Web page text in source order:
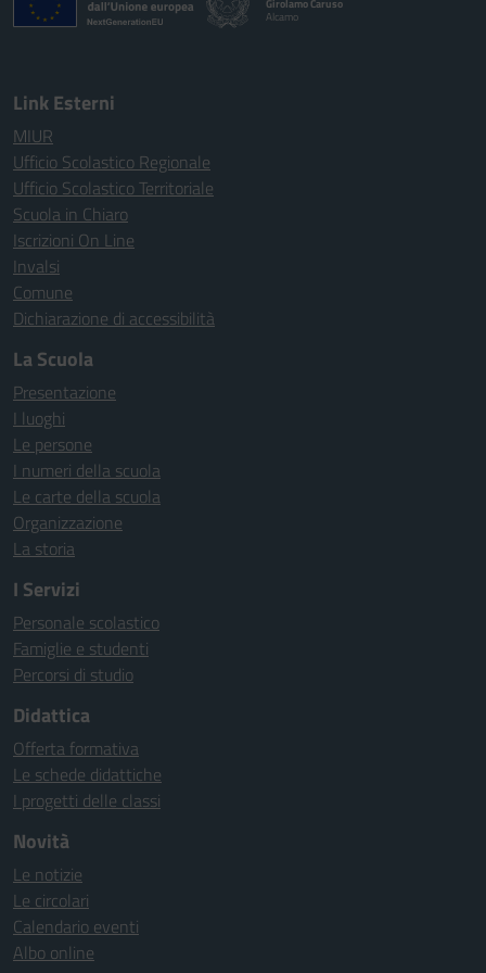
Girolamo Caruso
Alcamo
Link Esterni
MIUR
Ufficio Scolastico Regionale
Ufficio Scolastico Territoriale
Scuola in Chiaro
Iscrizioni On Line
Invalsi
Comune
Dichiarazione di accessibilità
La Scuola
Presentazione
I luoghi
Le persone
I numeri della scuola
Le carte della scuola
Organizzazione
La storia
I Servizi
Personale scolastico
Famiglie e studenti
Percorsi di studio
Didattica
Offerta formativa
Le schede didattiche
I progetti delle classi
Novità
Le notizie
Le circolari
Calendario eventi
Albo online